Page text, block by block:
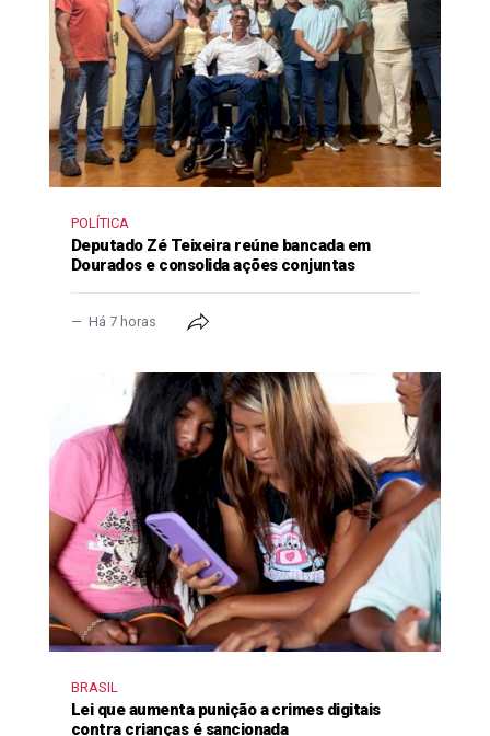
POLÍTICA
Deputado Zé Teixeira reúne bancada em
Dourados e consolida ações conjuntas
Há 7 horas
BRASIL
Lei que aumenta punição a crimes digitais
contra crianças é sancionada